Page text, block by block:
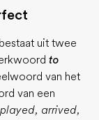
uit twee
to
van het
van een
played, arrived,